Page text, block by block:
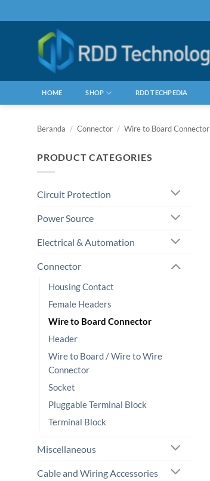
to
HOME SHOP RDD TECHPEDIA
Beranda / Connector / Wire to Board Connector
PRODUCT CATEGORIES
Circuit Protection
Power Source
Electrical & Automation
Connector
Housing Contact
Female Headers
Wire to Board Connector
Header
Wire to Board / Wire to Wire
Connector
Socket
Pluggable Terminal Block
Terminal Block
Miscellaneous
Cable and Wiring Accessories